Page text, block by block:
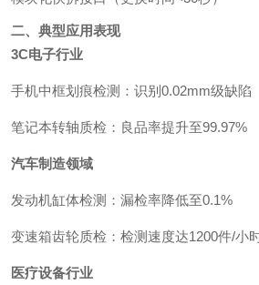
二、典型应用表现
3C电子行业
手机中框划痕检测：识别0.02mm级缺陷
笔记本转轴质检：良品率提升至99.97%
汽车制造领域
发动机缸体检测：漏检率降低至0.1%
变速箱齿轮质检：检测速度达1200件/小
医疗设备行业